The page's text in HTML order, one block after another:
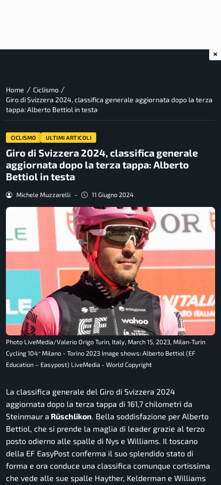
Home / Ciclismo /
Giro di Svizzera 2024, classifica generale aggiornata dopo la terza
tappa: Alberto Bettiol in testa
CICLISMO ULTIMI ARTICOLI
Giro di Svizzera 2024, classifica generale
aggiornata dopo la terza tappa: Alberto
Bettiol in testa
Michele Muzzarelli - 11 Giugno 2024
Photo LiveMedia/Valerio Origo Turin, Italy, March 15, 2023, Milan-Turin
Cycling 104^ Milano - Torino 2023 Image shows: Alberto Bettiol (EF
Education – Easypost) LiveMedia - World Copyright
La classifica generale del Giro di Svizzera 2024
aggiornata dopo la terza tappa di 161,7 chilometri da
Steinmaur a Rüschlikon. Bella soddisfazione per Alberto
Bettiol, che si prende la maglia di leader grazie al terzo
posto odierno alle spalle di Nys e Williams. Il toscano
della EF EasyPost conferma il suo splendido stato di
forma e ora conduce una classifica comunque cortissima
che vede alle sue spalle Hayther, Kelderman e Williams
×